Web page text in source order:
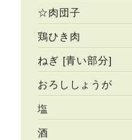
☆肉団子
鶏ひき肉
ねぎ [青い部分]
おろししょうが
塩
酒